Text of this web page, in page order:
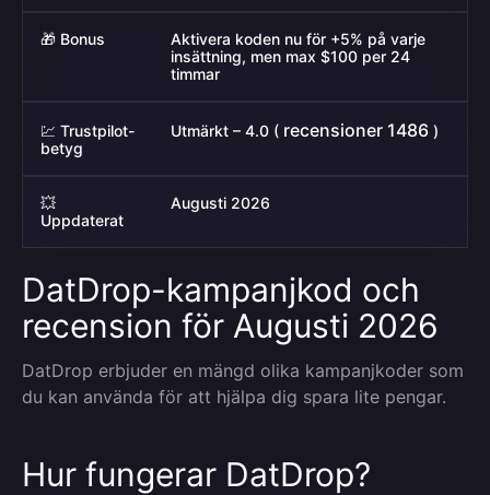
🎁 Bonus
Aktivera koden nu för +5% på varje
insättning, men max $100 per 24
timmar
💹 Trustpilot-
betyg
Utmärkt – 4.0 ( recensioner 1486 )
💥
Uppdaterat
Augusti 2026
DatDrop-kampanjkod och
recension för Augusti 2026
DatDrop erbjuder en mängd olika kampanjkoder som
du kan använda för att hjälpa dig spara lite pengar.
Hur fungerar DatDrop?